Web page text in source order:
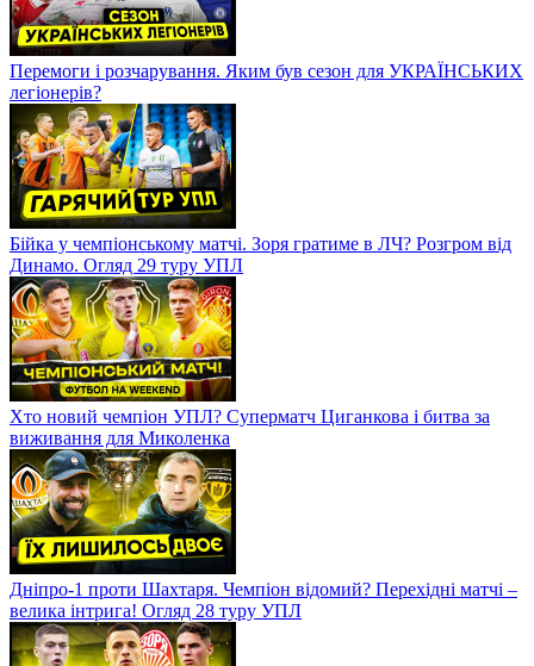
Перемоги і розчарування. Яким був сезон для УКРАЇНСЬКИХ
легіонерів?
Бійка у чемпіонському матчі. Зоря гратиме в ЛЧ? Розгром від
Динамо. Огляд 29 туру УПЛ
Хто новий чемпіон УПЛ? Суперматч Циганкова і битва за
виживання для Миколенка
Дніпро-1 проти Шахтаря. Чемпіон відомий? Перехідні матчі –
велика інтрига! Огляд 28 туру УПЛ